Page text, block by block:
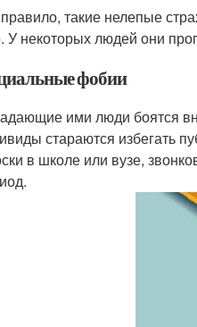
такие нелепые
У некоторых людей они
фобии
ими люди боятся
стараются избегать
в школе или вузе,